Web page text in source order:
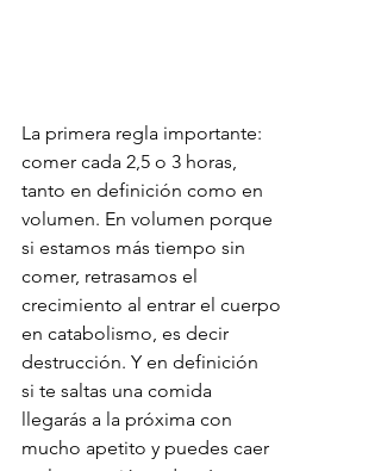
La primera regla importante:
comer cada 2,5 o 3 horas,
tanto en definición como en
volumen. En volumen porque
si estamos más tiempo sin
comer, retrasamos el
crecimiento al entrar el cuerpo
en catabolismo, es decir
destrucción. Y en definición
si te saltas una comida
llegarás a la próxima con
mucho apetito y puedes caer